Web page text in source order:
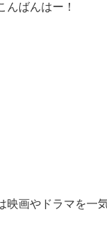
んばんはー！
映画やドラマを一